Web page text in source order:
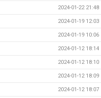
2024-01-22 21:48
2024-01-19 12:03
2024-01-19 10:06
2024-01-12 18:14
2024-01-12 18:10
2024-01-12 18:09
2024-01-12 18:07